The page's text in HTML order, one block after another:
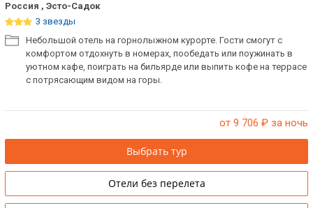
Россия , Эсто-Садок
3 звезды
Небольшой отель на горнолыжном курорте. Гости смогут с
комфортом отдохнуть в номерах, пообедать или поужинать в
уютном кафе, поиграть на бильярде или выпить кофе на террасе
с потрясающим видом на горы.
от 9 706 ₽ за ночь
Выбрать тур
Отели без перелета